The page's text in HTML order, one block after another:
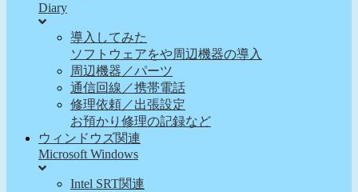
Diary
導入してみた
ソフトウェアをや周辺機器の導入
周辺機器／パーツ
通信回線／携帯電話
修理依頼／出張設定
お預かり修理の記録など
ウィンドウズ関連
Microsoft Windows
Intel SRT関連